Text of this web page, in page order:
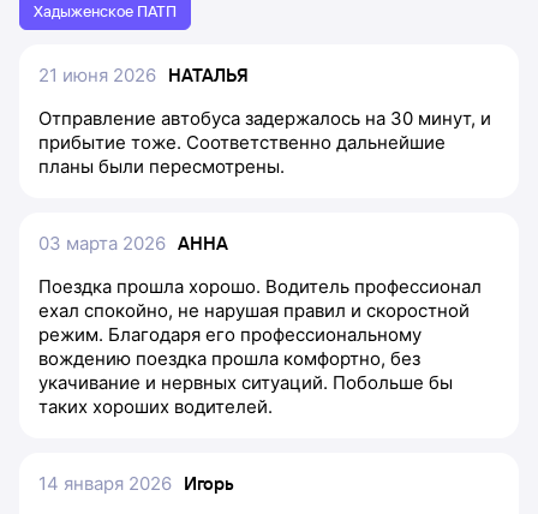
Хадыженское ПАТП
21 июня 2026 НАТАЛЬЯ
Отправление автобуса задержалось на 30 минут, и
прибытие тоже. Соответственно дальнейшие
планы были пересмотрены.
03 марта 2026 АННА
Поездка прошла хорошо. Водитель профессионал
ехал спокойно, не нарушая правил и скоростной
режим. Благодаря его профессиональному
вождению поездка прошла комфортно, без
укачивание и нервных ситуаций. Побольше бы
таких хороших водителей.
14 января 2026 Игорь